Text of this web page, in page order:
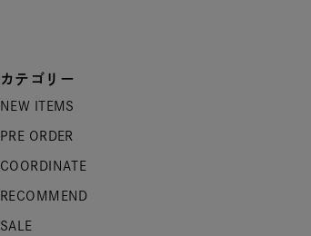
カテゴリー
NEW ITEMS
PRE ORDER
COORDINATE
RECOMMEND
SALE